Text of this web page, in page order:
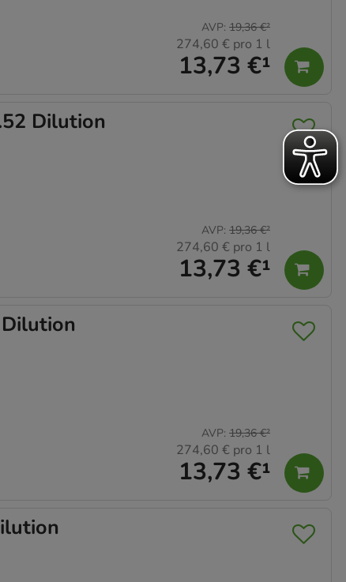
13,73 €¹
AVP: 19,36 €²
274,60 € pro 1 l
Dilution
13,73 €¹
AVP: 19,36 €²
274,60 € pro 1 l
Dilution
13,73 €¹
AVP: 19,36 €²
274,60 € pro 1 l